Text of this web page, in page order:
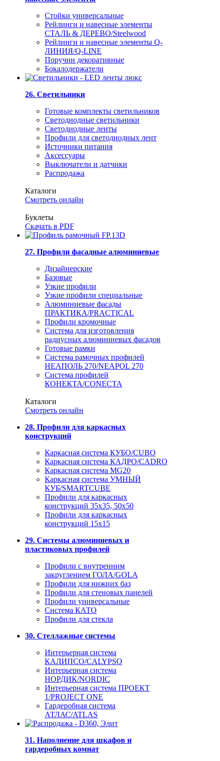
Стойки универсальные
Рейлинги и навесные элементы
СТАЛЬ & ДЕРЕВО/Steelwood
Рейлинги и навесные элементы Q-
ЛИНИЯ/Q-LINE
Поручни декоративные
Бокалодержатели
26. Светильники
Готовые комплекты светильников
Светодиодные светильники
Светодиодные ленты
Профили для светодиодных лент
Источники питания
Аксессуары
Выключатели и датчики
Распродажа
Каталоги
Смотреть онлайн
Буклеты
Скачать в PDF
27. Профили фасадные алюминиевые
Дизайнерские
Базовые
Узкие профили
Узкие профили специальные
Алюминиевые фасады
ПРАКТИКА/PRACTICAL
Профили кромочные
Система для изготовления
радиусных алюминиевых фасадов
Готовые рамки
Система рамочных профилей
НЕАПОЛЬ 270/NEAPOL 270
Система профилей
КОНЕКТА/CONECTA
Каталоги
Смотреть онлайн
28. Профили для каркасных
конструкций
Каркасная система КУБО/CUBO
Каркасная система КАДРО/CADRO
Каркасная система MG20
Каркасная система УМНЫЙ
КУБ/SMARTCUBE
Профили для каркасных
конструкций 35x35, 50x50
Профили для каркасных
конструкций 15х15
29. Системы алюминиевых и
пластиковых профилей
Профили с внутренним
закруглением ГОЛА/GOLA
Профили для нижних баз
Профили для стеновых панелей
Профили универсальные
Система КАТО
Профили для стекла
30. Стеллажные системы
Интерьерная система
КАЛИПСО/CALYPSO
Интерьерная система
НОРДИК/NORDIC
Интерьерная система ПРОЕКТ
1/PROJECT ONE
Гардеробная система
АТЛАС/ATLAS
31. Наполнение для шкафов и
гардеробных комнат